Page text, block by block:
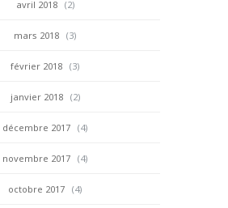
avril 2018 (2)
mars 2018 (3)
février 2018 (3)
janvier 2018 (2)
décembre 2017 (4)
novembre 2017 (4)
octobre 2017 (4)